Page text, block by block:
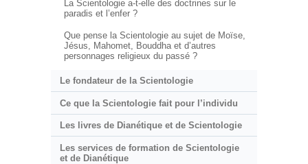
La Scientologie a-t-elle des doctrines sur le
paradis et l’enfer ?
Que pense la Scientologie au sujet de Moïse,
Jésus, Mahomet, Bouddha et d’autres
personnages religieux du passé ?
Le fondateur de la Scientologie
Ce que la Scientologie fait pour l’individu
Les livres de Dianétique et de Scientologie
Les services de formation de Scientologie
et de Dianétique